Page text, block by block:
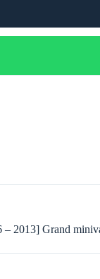
– 2013] Grand